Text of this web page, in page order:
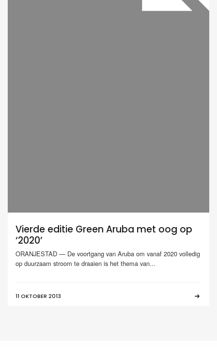
Vierde editie Green Aruba met oog op
‘2020’
ORANJESTAD — De voortgang van Aruba om vanaf 2020 volledig
op duurzaam stroom te draaien is het thema van...
11 OKTOBER 2013